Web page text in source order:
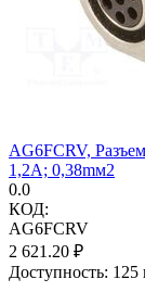
AG6FCRV,
1,2А; 0,38mм2
0.0
КОД:
AG6FCRV
2 621.20 ₽
Доступность: 125